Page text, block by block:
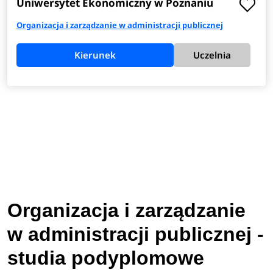
Uniwersytet Ekonomiczny w Poznaniu
Organizacja i zarządzanie w administracji publicznej
Kierunek Uczelnia
Organizacja i zarządzanie
w administracji publicznej -
studia podyplomowe